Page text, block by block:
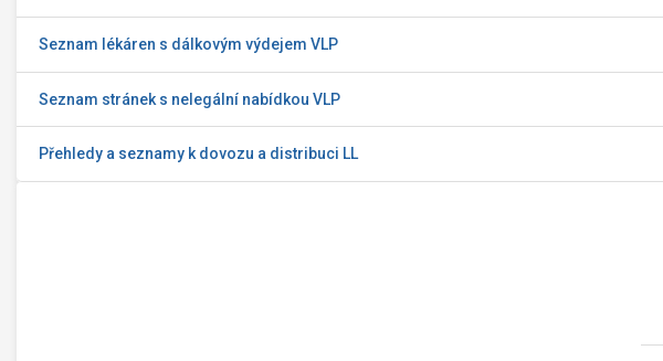
Seznam lékáren s dálkovým výdejem VLP
Seznam stránek s nelegální nabídkou VLP
Přehledy a seznamy k dovozu a distribuci LL